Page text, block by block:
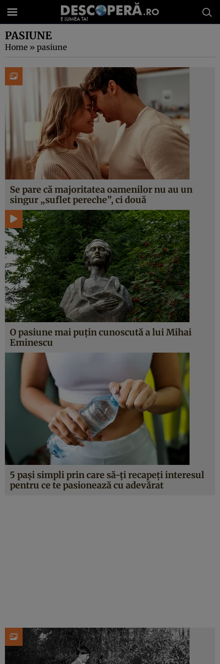
PASIUNE
Home » pasiune
Se pare că majoritatea oamenilor nu au un
singur „suflet pereche”, ci două
O pasiune mai puțin cunoscută a lui Mihai
Eminescu
5 pași simpli prin care să-ți recapeți interesul
pentru ce te pasionează cu adevărat